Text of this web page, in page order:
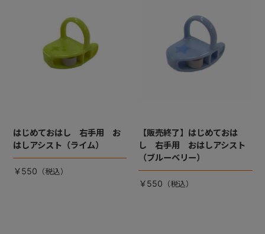
はじめておはし 右手用 お
はしアシスト（ライム）
￥550
【販売終了】はじめておは
し 右手用 おはしアシスト
（ブルーベリー）
￥550